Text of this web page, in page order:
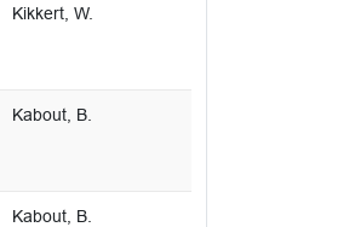
Kikkert, W.
Kabout, B.
Kabout, B.